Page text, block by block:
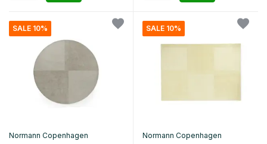
SALE 10%
Normann Copenhagen
SALE 10%
Normann Copenhagen